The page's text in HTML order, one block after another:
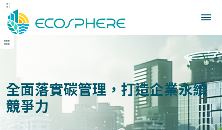
跳
到
中
內
:::
:::
建立企業永續發展藍圖
打造符合國際標準的永續報告與指標體系